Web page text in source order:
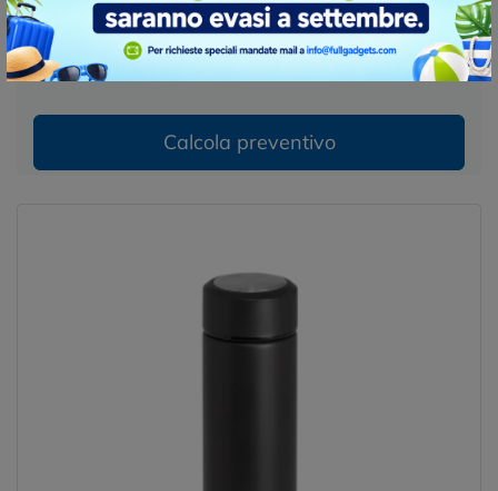
€ 6,18 cad.
Calcola preventivo